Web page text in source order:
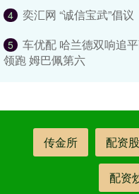
4 奕汇网 “诚信宝武”倡议
5
车优配 哈兰德双响追
领跑 姆巴佩第六
传金所 配资
配资